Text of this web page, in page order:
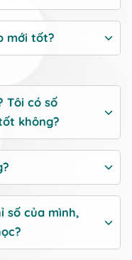
mới tốt?
Tôi có số
không?
số của mình,